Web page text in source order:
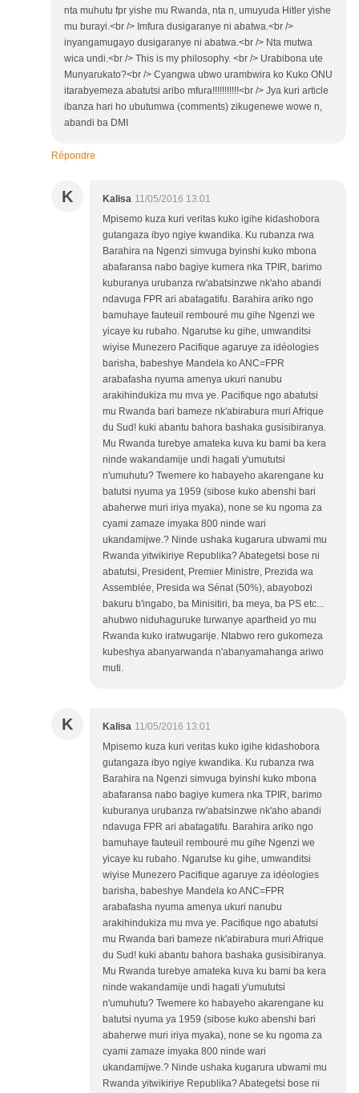
nta muhutu fpr yishe mu Rwanda, nta n, umuyuda Hitler yishe
mu burayi.<br /> Imfura dusigaranye ni abatwa.<br />
inyangamugayo dusigaranye ni abatwa.<br /> Nta mutwa
wica undi.<br /> This is my philosophy. <br /> Urabibona ute
Munyarukato?<br /> Cyangwa ubwo urambwira ko Kuko ONU
itarabyemeza abatutsi aribo mfura!!!!!!!!!!!<br /> Jya kuri article
ibanza hari ho ubutumwa (comments) zikugenewe wowe n,
abandi ba DMI
Répondre
K Kalisa 11/05/2016 13:01
Mpisemo kuza kuri veritas kuko igihe kidashobora
gutangaza ibyo ngiye kwandika. Ku rubanza rwa
Barahira na Ngenzi simvuga byinshi kuko mbona
abafaransa nabo bagiye kumera nka TPIR, barimo
kuburanya urubanza rw'abatsinzwe nk'aho abandi
ndavuga FPR ari abatagatifu. Barahira ariko ngo
bamuhaye fauteuil rembouré mu gihe Ngenzi we
yicaye ku rubaho. Ngarutse ku gihe, umwanditsi
wiyise Munezero Pacifique agaruye za idéologies
barisha, babeshye Mandela ko ANC=FPR
arabafasha nyuma amenya ukuri nanubu
arakihindukiza mu mva ye. Pacifique ngo abatutsi
mu Rwanda bari bameze nk'abirabura muri Afrique
du Sud! kuki abantu bahora bashaka gusisibiranya.
Mu Rwanda turebye amateka kuva ku bami ba kera
ninde wakandamije undi hagati y'umututsi
n'umuhutu? Twemere ko habayeho akarengane ku
batutsi nyuma ya 1959 (sibose kuko abenshi bari
abaherwe muri iriya myaka), none se ku ngoma za
cyami zamaze imyaka 800 ninde wari
ukandamijwe.? Ninde ushaka kugarura ubwami mu
Rwanda yitwikiriye Republika? Abategetsi bose ni
abatutsi, President, Premier Ministre, Prezida wa
Assemblée, Presida wa Sénat (50%), abayobozi
bakuru b'ingabo, ba Minisitiri, ba meya, ba PS etc...
ahubwo niduhaguruke turwanye apartheid yo mu
Rwanda kuko iratwugarije. Ntabwo rero gukomeza
kubeshya abanyarwanda n'abanyamahanga ariwo
muti.
K Kalisa 11/05/2016 13:01
Mpisemo kuza kuri veritas kuko igihe kidashobora
gutangaza ibyo ngiye kwandika. Ku rubanza rwa
Barahira na Ngenzi simvuga byinshi kuko mbona
abafaransa nabo bagiye kumera nka TPIR, barimo
kuburanya urubanza rw'abatsinzwe nk'aho abandi
ndavuga FPR ari abatagatifu. Barahira ariko ngo
bamuhaye fauteuil rembouré mu gihe Ngenzi we
yicaye ku rubaho. Ngarutse ku gihe, umwanditsi
wiyise Munezero Pacifique agaruye za idéologies
barisha, babeshye Mandela ko ANC=FPR
arabafasha nyuma amenya ukuri nanubu
arakihindukiza mu mva ye. Pacifique ngo abatutsi
mu Rwanda bari bameze nk'abirabura muri Afrique
du Sud! kuki abantu bahora bashaka gusisibiranya.
Mu Rwanda turebye amateka kuva ku bami ba kera
ninde wakandamije undi hagati y'umututsi
n'umuhutu? Twemere ko habayeho akarengane ku
batutsi nyuma ya 1959 (sibose kuko abenshi bari
abaherwe muri iriya myaka), none se ku ngoma za
cyami zamaze imyaka 800 ninde wari
ukandamijwe.? Ninde ushaka kugarura ubwami mu
Rwanda yitwikiriye Republika? Abategetsi bose ni